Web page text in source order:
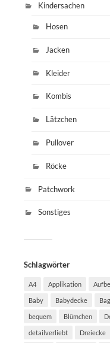
Kindersachen
Hosen
Jacken
Kleider
Kombis
Lätzchen
Pullover
Röcke
Patchwork
Sonstiges
Schlagwörter
A4 Applikation
Baby Babydecke Bag
bequem Blümchen
detailverliebt Dreiecke